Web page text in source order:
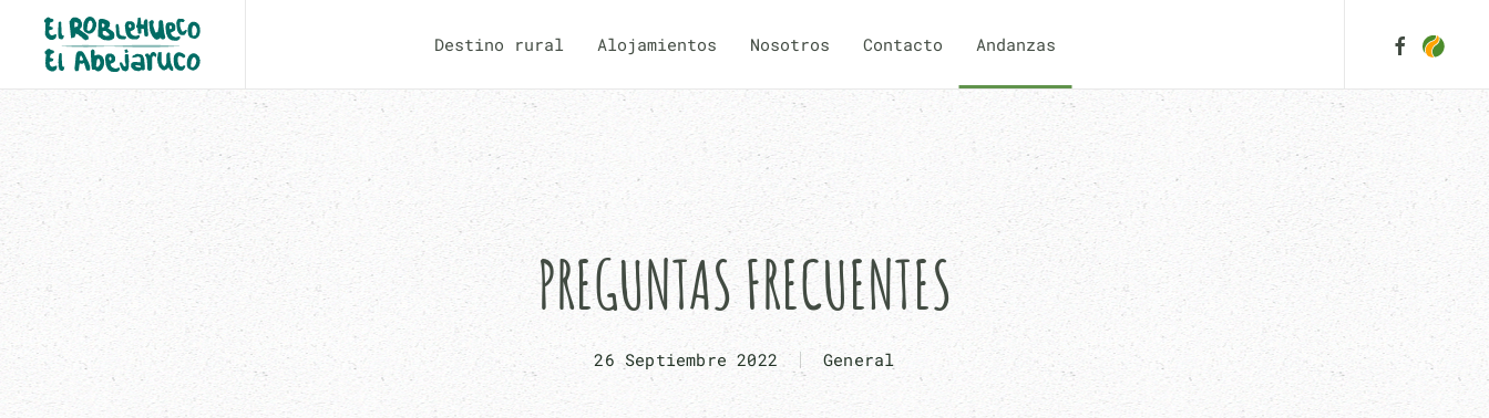
Skip to main content Destino rural Alojamientos Nosotros Contacto Andanzas
PREGUNTAS FRECUENTES
26 Septiembre 2022 General